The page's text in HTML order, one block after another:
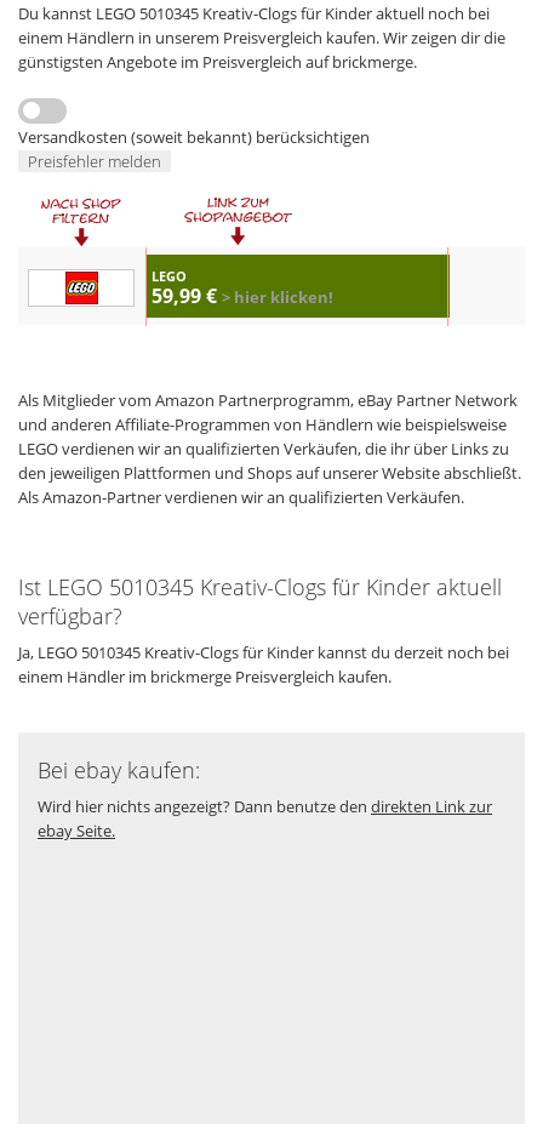
Du kannst LEGO 5010345 Kreativ-Clogs für Kinder aktuell noch bei
einem Händlern in unserem Preisvergleich kaufen. Wir zeigen dir die
günstigsten Angebote im Preisvergleich auf brickmerge.
Versandkosten (soweit bekannt) berücksichtigen
Preisfehler melden
LEGO
59,99 € > hier klicken!
Als Mitglieder vom Amazon Partnerprogramm, eBay Partner Network
und anderen Affiliate-Programmen von Händlern wie beispielsweise
LEGO verdienen wir an qualifizierten Verkäufen, die ihr über Links zu
den jeweiligen Plattformen und Shops auf unserer Website abschließt.
Als Amazon-Partner verdienen wir an qualifizierten Verkäufen.
Ist LEGO 5010345 Kreativ-Clogs für Kinder aktuell
verfügbar?
Ja, LEGO 5010345 Kreativ-Clogs für Kinder kannst du derzeit noch bei
einem Händler im brickmerge Preisvergleich kaufen.
Bei ebay kaufen:
Wird hier nichts angezeigt? Dann benutze den direkten Link zur
ebay Seite.